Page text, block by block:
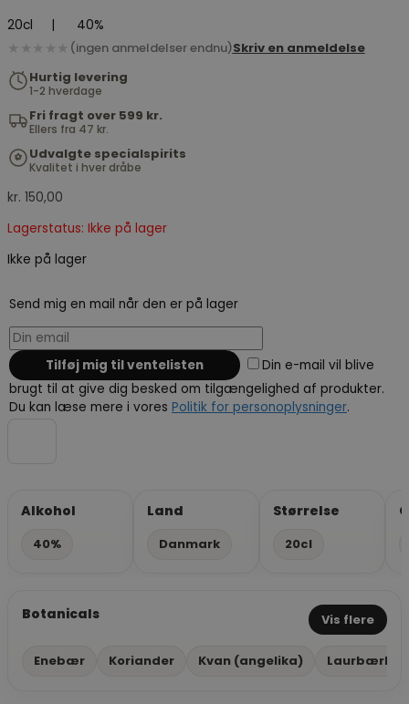
20cl 40%
★★★★★ (ingen anmeldelser endnu)Skriv en anmeldelse
Hurtig levering
1-2 hverdage
Fri fragt over 599 kr.
Ellers fra 47 kr.
Udvalgte specialspirits
Kvalitet i hver dråbe
kr. 150,00
Lagerstatus: Ikke på lager
Ikke på lager
Send mig en mail når den er på lager
Din e-mail vil blive
brugt til at give dig besked om tilgængelighed af produkter.
Du kan læse mere i vores Politik for personoplysninger.
Alkohol
40%
Land
Danmark
Størrelse
20cl
Botanicals Vis flere
Enebær Koriander Kvan (angelika)